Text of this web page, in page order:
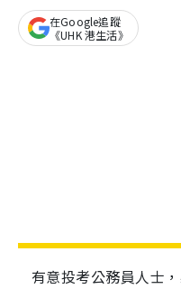
在Google追蹤
《UHK 港生活》
有意投考公務員人士